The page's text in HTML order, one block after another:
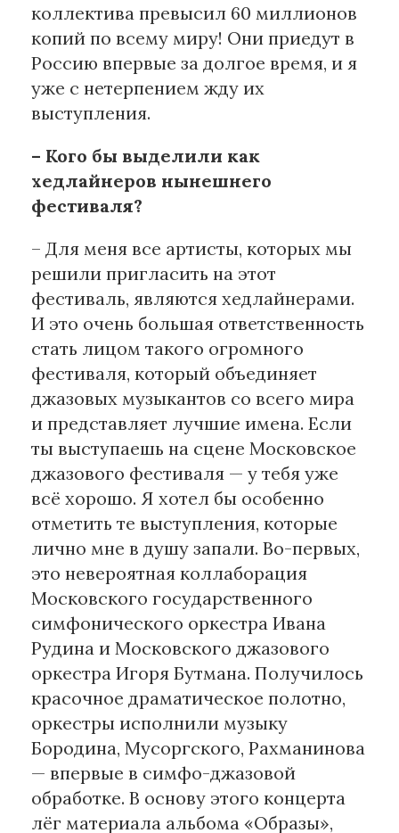
коллектива превысил 60 миллионов
копий по всему миру! Они приедут в
Россию впервые за долгое время, и я
уже с нетерпением жду их
выступления.
– Кого бы выделили как
хедлайнеров нынешнего
фестиваля?
– Для меня все артисты, которых мы
решили пригласить на этот
фестиваль, являются хедлайнерами.
И это очень большая ответственность
стать лицом такого огромного
фестиваля, который объединяет
джазовых музыкантов со всего мира
и представляет лучшие имена. Если
ты выступаешь на сцене Московское
джазового фестиваля — у тебя уже
всё хорошо. Я хотел бы особенно
отметить те выступления, которые
лично мне в душу запали. Во-первых,
это невероятная коллаборация
Московского государственного
симфонического оркестра Ивана
Рудина и Московского джазового
оркестра Игоря Бутмана. Получилось
красочное драматическое полотно,
оркестры исполнили музыку
Бородина, Мусоргского, Рахманинова
— впервые в симфо-джазовой
обработке. В основу этого концерта
лёг материала альбома «Образы»,